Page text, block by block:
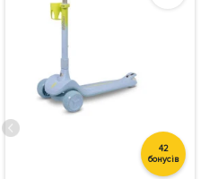
42
бонусів